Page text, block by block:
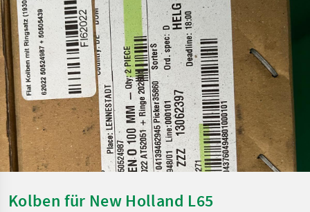
Kolben für New Holland L65